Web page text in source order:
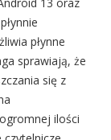
płynne
sprawiają, że
się z
ilości